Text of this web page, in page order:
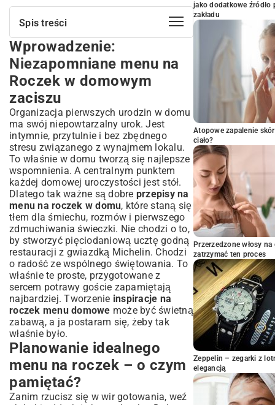
Spis treści
Wprowadzenie: Niezapomniane menu na
Roczek w domowym zaciszu
Planowanie idealnego menu na roczek –
o czym pamiętać?
Bezpieczeństwo i preferencje maluszka –
klucz do sukcesu
Goście dorośli i ich smaki – jak zadowolić
każdego?
Alergie i diety – jak przygotować menu dla
wszystkich?
Pomysły na dania główne: Królewski
obiad na pierwsze urodziny
Dania ciepłe, które pokochają dorośli
Propozycje obiadowe bezpieczne dla
roczniaka
Przystawki i przekąski: Małe cuda na
wielkie świętowanie
Finger food dla najmłodszych i starszych
Szybkie i łatwe w przygotowaniu sałatki na
przyjęcie
Słodkie zakończenie: Tort i inne desery
na Roczek
Tort urodzinowy – klasyka w nowej
odsłonie
Bezpieczne i zdrowe desery dla maluszka
Pomysły na domowe lody i owocowe cuda
Napoje na roczek: Co podać, by ugasić
pragnienie?
Wprowadzenie:
Niezapomniane menu na
Roczek w domowym
zaciszu
Organizacja pierwszych urodzin w domu
ma swój niepowtarzalny urok. Jest
intymnie, przytulnie i bez zbędnego
stresu związanego z wynajmem lokalu.
To właśnie w domu tworzą się najlepsze
wspomnienia. A centralnym punktem
każdej domowej uroczystości jest stół.
Dlatego tak ważne są dobre przepisy na
menu na roczek w domu, które staną się
tłem dla śmiechu, rozmów i pierwszego
zdmuchiwania świeczki. Nie chodzi o to,
by stworzyć pięciodaniową ucztę godną
restauracji z gwiazdką Michelin. Chodzi
o radość ze wspólnego świętowania. To
właśnie te proste, przygotowane z
sercem potrawy goście zapamiętają
najbardziej. Tworzenie inspiracje na
roczek menu domowe może być świetną
zabawą, a ja postaram się, żeby tak
właśnie było.
Planowanie idealnego
menu na roczek – o czym
pamiętać?
Zanim rzucisz się w wir gotowania, weź
jako dodatkowe
zakładu
Atopowe zapalenie
ciało?
Przerzedzone włosy
zatrzymać ten proces
Zeppelin – zegarki z
elegancją